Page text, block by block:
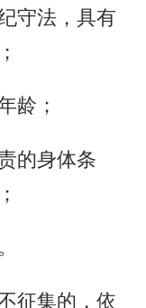
守法，具有
龄；
的身体条
征集的，依